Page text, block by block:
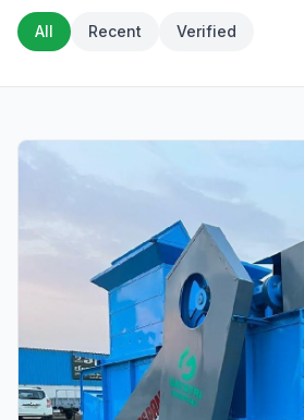
All Recent Verified